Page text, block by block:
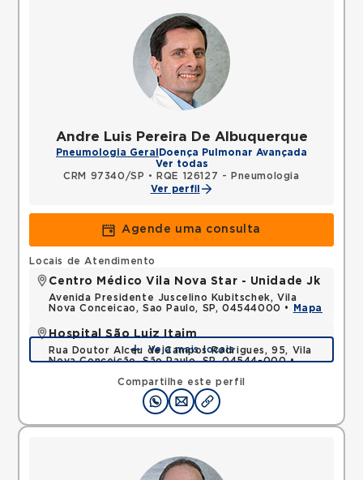
Andre Luis Pereira De Albuquerque
Pneumologia Geral Doença Pulmonar Avançada
Ver todas
CRM 97340/SP •
RQE 126127 - Pneumologia
Ver perfil
Agende uma consulta
Compartilhe este perfil
Locais de Atendimento
Centro Médico Vila Nova Star - Unidade Jk
Avenida Presidente Juscelino Kubitschek, Vila
Nova Conceicao, Sao Paulo, SP, 04544000 •
Mapa
Hospital São Luiz Itaim
Rua Doutor Alceu de Campos Rodrigues, 95, Vila
Nova Conceição, São Paulo, SP, 04544-000 •
Veja mais locais